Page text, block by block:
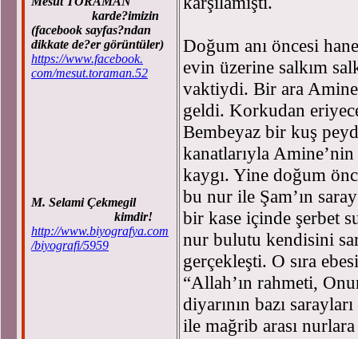
karde?imizin
(facebook sayfas?ndan
dikkate de?er görüntüler)
https://www.facebook.
com/mesut.toraman.52
M. Selami Çekmegil
kimdir!
http://www.biyografya.com
/biyografi/5959
Doğum anı öncesi
evin üzerine salkım
vaktiydi. Bir ara
geldi. Korkudan
Bembeyaz bir kuş
kanatlarıyla Amine’nin
kaygı. Yine doğum
bu nur ile Şam’ın
bir kase içinde şerbet
nur bulutu kendisini
gerçekleşti. O sıra
“Allah’ın rahmeti,
diyarının bazı
ile mağrib arası